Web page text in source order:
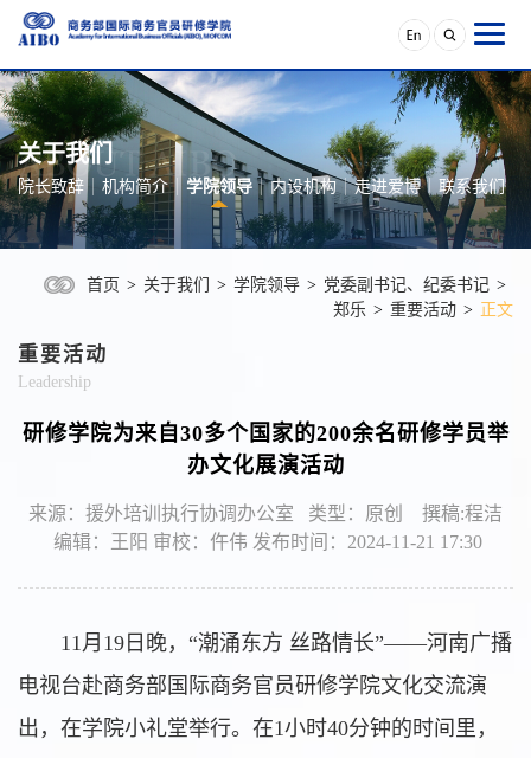
关于我们
院长致辞 机构简介 学院领导 内设机构 走进爱博 联系我们
首页 > 关于我们 > 学院领导 > 党委副书记、纪委书记 >
郑乐 > 重要活动 > 正文
重要活动
Leadership
研修学院为来自30多个国家的200余名研修学员举
办文化展演活动
来源：援外培训执行协调办公室 类型：原创 撰稿:程洁
编辑：王阳 审校：仵伟 发布时间：2024-11-21 17:30
11月19日晚，“潮涌东方 丝路情长”——河南广播
电视台赴商务部国际商务官员研修学院文化交流演
出，在学院小礼堂举行。在1小时40分钟的时间里，